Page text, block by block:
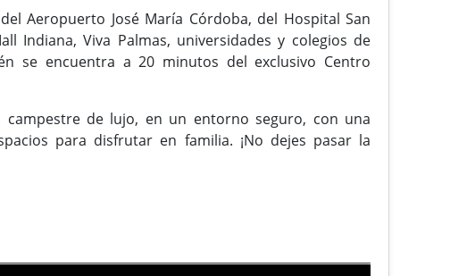
Aeropuerto José María Córdoba, del Hospital San
Indiana, Viva Palmas, universidades y colegios de
se encuentra a 20 minutos del exclusivo Centro
de lujo, en un entorno seguro, con una
para disfrutar en familia. ¡No dejes pasar la